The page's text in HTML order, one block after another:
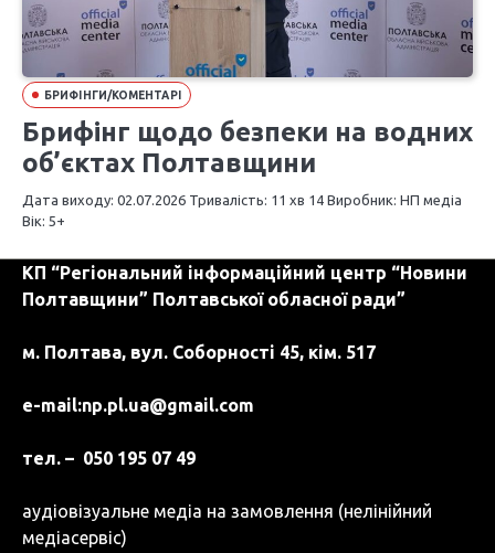
БРИФІНГИ/КОМЕНТАРІ
Брифінг щодо безпеки на водних
об’єктах Полтавщини
Дата виходу: 02.07.2026 Тривалість: 11 хв 14 Виробник: НП медіа
Вік: 5+
КП “Регіональний інформаційний центр “Новини
Полтавщини” Полтавської обласної ради”
м. Полтава, вул. Соборності 45, кім. 517
e-mail:np.pl.ua@gmail.com
тел. – 050 195 07 49
аудіовізуальне медіа на замовлення (нелінійний
медіасервіс)